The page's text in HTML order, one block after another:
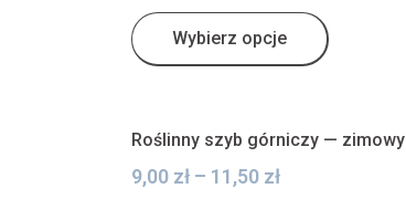
Wybierz opcje
Roślinny szyb górniczy — zimowy
9,00 zł – 11,50 zł